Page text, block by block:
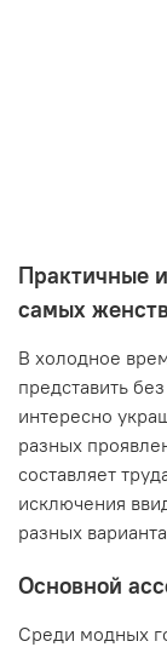
Практичные
самых
В холодное
представить
интересно
разных
составляет
исключения
разных
Основной
Среди модных